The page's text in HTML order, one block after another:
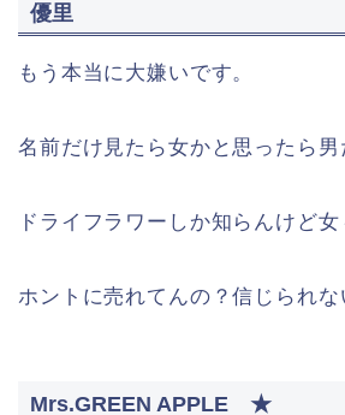
優里
もう本当に大嫌いです。
名前だけ見たら女かと思ったら男
ドライフラワーしか知らんけど女
ホントに売れてんの？信じられな
Mrs.GREEN APPLE ★